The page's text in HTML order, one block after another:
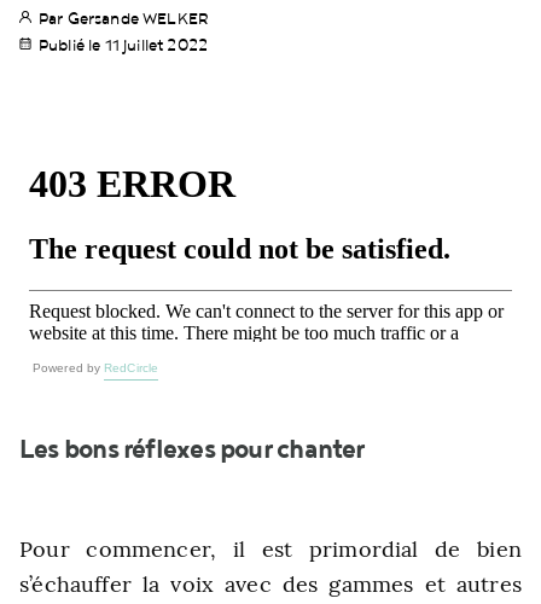
Par Gersande WELKER
Publié le 11 juillet 2022
Powered by RedCircle
Les bons réflexes pour chanter
Pour commencer, il est primordial de bien
s’échauffer la voix avec des gammes et autres